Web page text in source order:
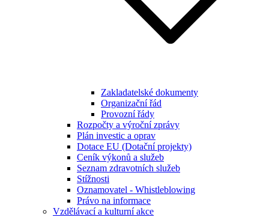
Zakladatelské dokumenty
Organizační řád
Provozní řády
Rozpočty a výroční zprávy
Plán investic a oprav
Dotace EU (Dotační projekty)
Ceník výkonů a služeb
Seznam zdravotních služeb
Stížnosti
Oznamovatel - Whistleblowing
Právo na informace
Vzdělávací a kulturní akce